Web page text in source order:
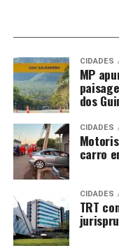
CIDADES
MP
dos
CIDADES
carro
CIDADES
TRT